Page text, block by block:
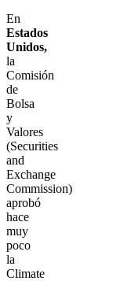
En
Estados
Unidos,
la
Comisión
de
Bolsa
y
Valores
(Securities
and
Exchange
Commission)
aprobó
hace
muy
poco
la
Climate